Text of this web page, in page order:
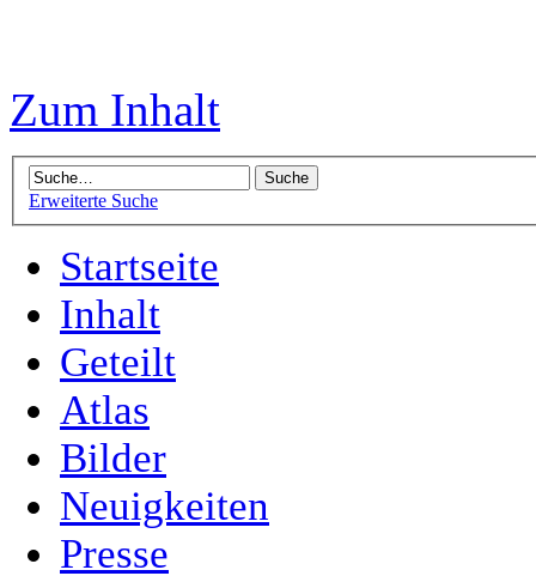
Zum Inhalt
Erweiterte Suche
Startseite
Inhalt
Geteilt
Atlas
Bilder
Neuigkeiten
Presse